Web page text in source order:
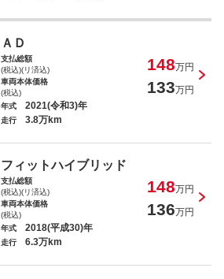
ポルテ Ｆ
ＡＤ
支払総額
(税込)(リ済込)
148万円
車両本体価格
(税込)
133万円
年式 2021(令和3)年
走行 3.8万km
フィットハイブリッド
支払総額
(税込)(リ済込)
148万円
車両本体価格
(税込)
136万円
年式 2018(平成30)年
走行 6.3万km